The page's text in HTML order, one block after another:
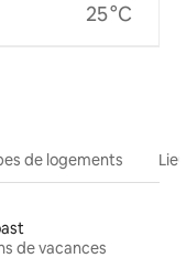
25 °C
de logements
de vacances